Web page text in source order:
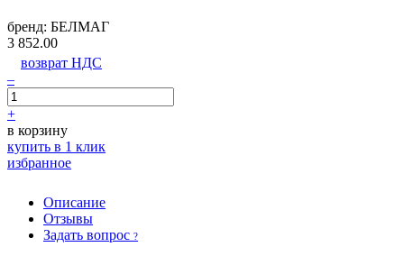
бренд: БЕЛМАГ
3 852.00
возврат НДС
–
+
в корзину
купить в 1 клик
избранное
Описание
Отзывы
Задать вопрос ?